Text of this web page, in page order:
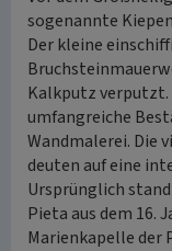
sogenannte
Der kleine
Kalkputz verputzt.
umfangreiche
Wandmalerei. Die
deuten auf eine
Ursprünglich
Pieta aus dem 16.
Marienkapelle der